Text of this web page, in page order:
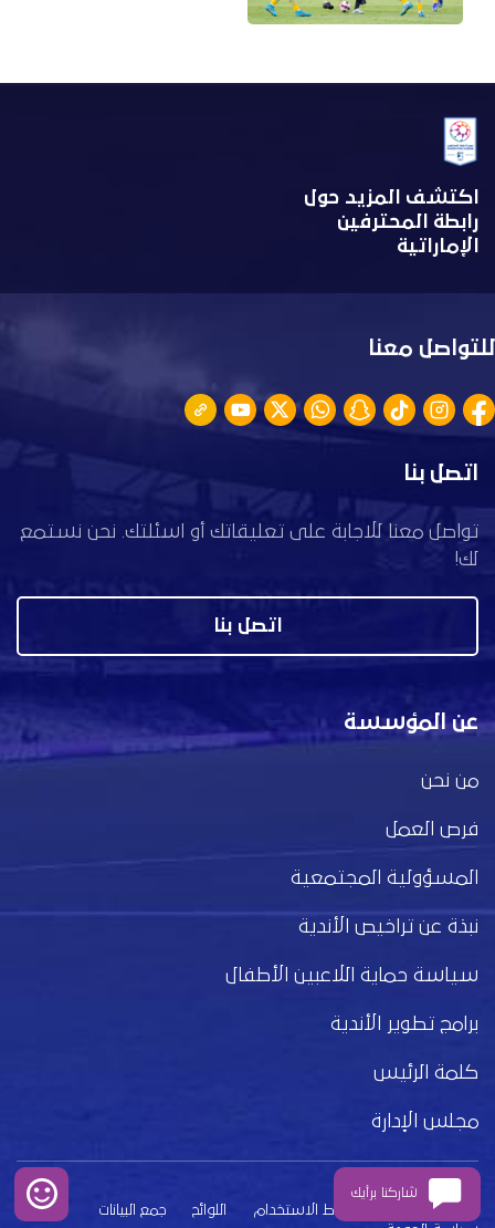
اكتشف المزيد حول
رابطة المحترفين
الإماراتية
للتواصل معنا
اتصل بنا
تواصل معنا للاجابة على تعليقاتك أو اسئلتك. نحن نستمع
لك!
اتصل بنا
عن المؤسسة
من نحن
فرص العمل
المسؤولية المجتمعية
نبذة عن تراخيص الأندية
سياسة حماية اللاعبين الأطفال
برامج تطوير الأندية
كلمة الرئيس
مجلس الإدارة
بيان الخصوصية شروط الاستخدام اللوائح
جمع البيانات
شاركنا برأيك